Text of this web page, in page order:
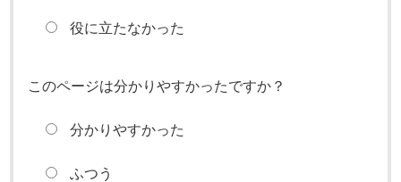
役に立たなかった
このページは分かりやすかったですか？
分かりやすかった
ふつう